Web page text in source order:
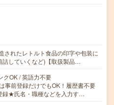
されたレトルト食品の印字や包装に
詰していくなど)【取扱製品…
クOK / 英語力不要
事前登録だけでもOK！履歴書不要
録★氏名・職種などを入力す…